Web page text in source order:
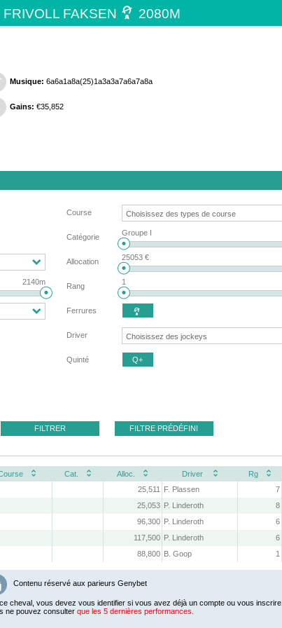
FRIVOLL FAKSEN  2080M
Musique: 6a6a1a8a(25)1a3a3a7a6a7a8a
Gains: €35,852
2140m
Course
Catégorie Groupe I
Allocation 25053 €
Rang 1
Ferrures 
Driver
Quinté Q+
FILTRER FILTRE PRÉDÉFINI
Cat. Alloc. Driver Rg
25,511 F. Plassen 7
25,053 P. Linderoth 8
96,300 P. Linderoth 6
117,500 P. Linderoth 6
88,800 B. Goop 1
Contenu réservé aux parieurs Genybet
cheval, vous devez vous identifier si vous avez déjà un compte ou vous inscrire.
ne pouvez consulter que les 5 dernières performances.